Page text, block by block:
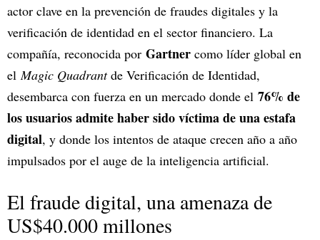
actor clave en la prevención de fraudes digitales y la
verificación de identidad en el sector financiero. La
compañía, reconocida por Gartner como líder global en
elMagic Quadrantde Verificación de Identidad,
desembarca con fuerza en un mercado donde el 76% de
los usuarios admite haber sido víctima de una estafa
digital, y donde los intentos de ataque crecen año a año
impulsados por el auge de la inteligencia artificial.
El fraude digital, una amenaza de
US$40.000 millones